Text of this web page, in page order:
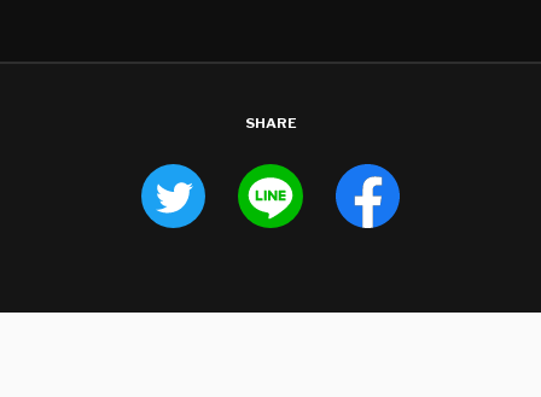
SHARE